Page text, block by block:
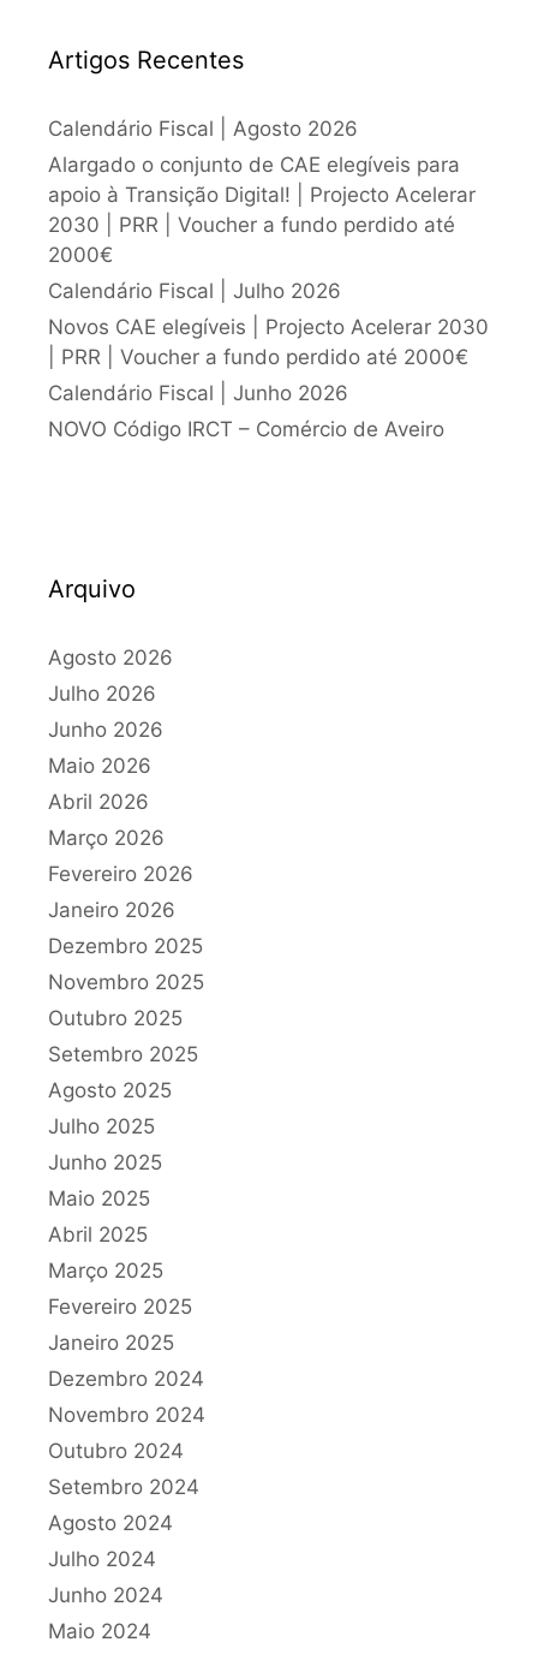
Artigos Recentes
Calendário Fiscal | Agosto 2026
Alargado o conjunto de CAE elegíveis para
apoio à Transição Digital! | Projecto Acelerar
2030 | PRR | Voucher a fundo perdido até
2000€
Calendário Fiscal | Julho 2026
Novos CAE elegíveis | Projecto Acelerar 2030
| PRR | Voucher a fundo perdido até 2000€
Calendário Fiscal | Junho 2026
NOVO Código IRCT – Comércio de Aveiro
Arquivo
Agosto 2026
Julho 2026
Junho 2026
Maio 2026
Abril 2026
Março 2026
Fevereiro 2026
Janeiro 2026
Dezembro 2025
Novembro 2025
Outubro 2025
Setembro 2025
Agosto 2025
Julho 2025
Junho 2025
Maio 2025
Abril 2025
Março 2025
Fevereiro 2025
Janeiro 2025
Dezembro 2024
Novembro 2024
Outubro 2024
Setembro 2024
Agosto 2024
Julho 2024
Junho 2024
Maio 2024